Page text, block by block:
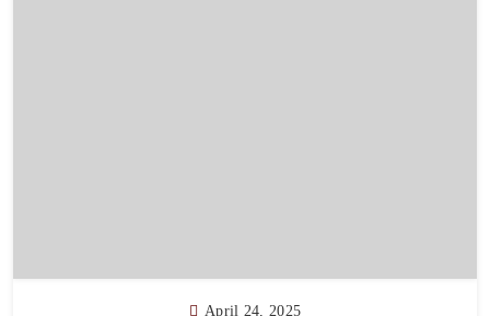
April 24, 2025